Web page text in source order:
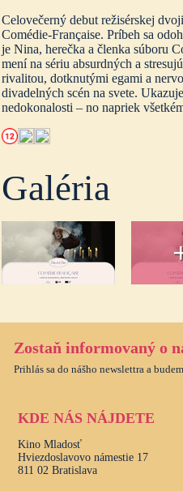
Celovečerný debut režisérskej
Comédie-Française. Príbeh sa
je Nina, herečka a členka súboru
mení na sériu absurdných a
rivalitou, dotknutými egami a
divadelných scén na svete.
nedokonalosti – no napriek
Galéria
Zostaň informovaný o
Prihlás sa do nášho newslettra a
KDE NÁS NÁJDETE
Kino Mladosť
Hviezdoslavovo námestie 17
811 02 Bratislava